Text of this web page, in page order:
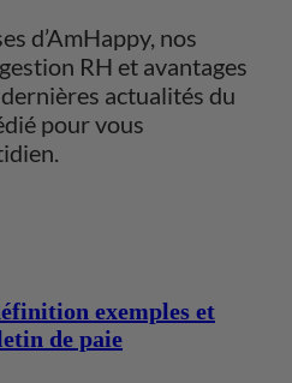
d’AmHappy, nos
RH et avantages
actualités du
pour vous
exemples et
de paie